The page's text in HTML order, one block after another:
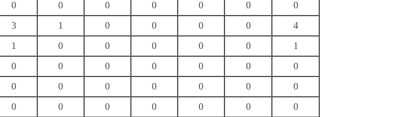
0 0 0 0 0 0 0
3 1 0 0 0 0
4
1 0 0 0 0 0 1
0 0 0 0 0 0
0
0 0 0 0 0 0
0
0 0 0 0 0 0
0